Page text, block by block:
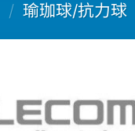
/ 瑜珈球/抗力球